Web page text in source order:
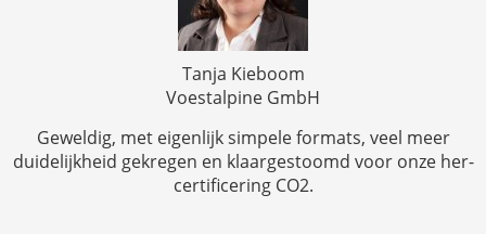
Tanja Kieboom
Voestalpine GmbH
Geweldig, met eigenlijk simpele formats, veel meer
duidelijkheid gekregen en klaargestoomd voor onze her-
certificering CO2.